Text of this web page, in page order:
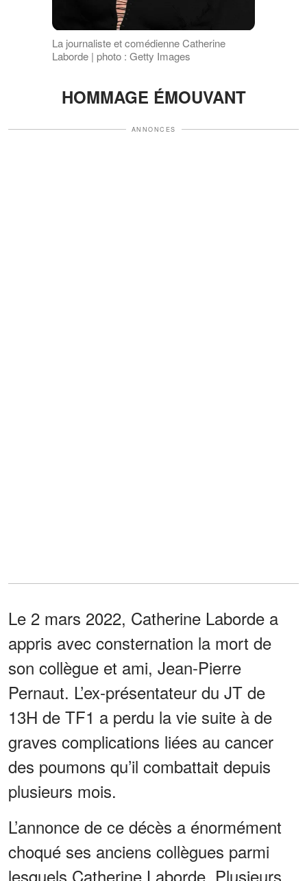
La journaliste et comédienne Catherine
Laborde | photo : Getty Images
HOMMAGE ÉMOUVANT
ANNONCES
Le 2 mars 2022, Catherine Laborde a
appris avec consternation la mort de
son collègue et ami, Jean-Pierre
Pernaut. L’ex-présentateur du JT de
13H de TF1 a perdu la vie suite à de
graves complications liées au cancer
des poumons qu’il combattait depuis
plusieurs mois.
L’annonce de ce décès a énormément
choqué ses anciens collègues parmi
lesquels Catherine Laborde. Plusieurs